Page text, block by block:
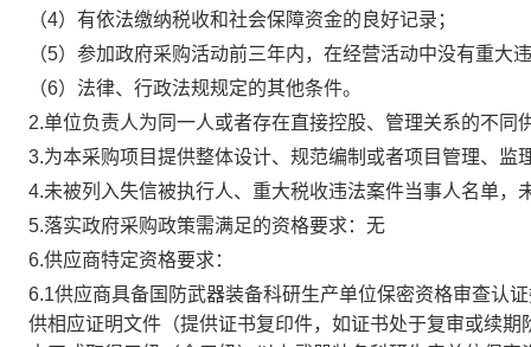
（4）有依法缴纳税收和社会保障资金的良好记录；
（5）参加政府采购活动前三年内，在经营活动中没有重大
（6）法律、行政法规规定的其他条件。
2.单位负责人为同一人或者存在直接控股、管理关系的不
3.为本采购项目提供整体设计、规范编制或者项目管理、
4.未被列入失信被执行人、重大税收违法案件当事人名单，
5.落实政府采购政策需满足的资格要求：无
6.供应商特定资格要求：
6.1供应商具备国防武器装备科研生产单位保密资格审查认
供相应证明文件（提供证书复印件，如证书处于复审或续